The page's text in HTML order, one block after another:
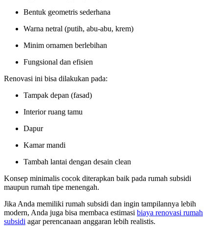
Bentuk geometris sederhana
Warna netral (putih, abu-abu, krem)
Minim ornamen berlebihan
Fungsional dan efisien
Renovasi ini bisa dilakukan pada:
Tampak depan (fasad)
Interior ruang tamu
Dapur
Kamar mandi
Tambah lantai dengan desain clean
Konsep minimalis cocok diterapkan baik pada rumah subsidi
maupun rumah tipe menengah.
Jika Anda memiliki rumah subsidi dan ingin tampilannya lebih
modern, Anda juga bisa membaca estimasi biaya renovasi rumah
subsidi agar perencanaan anggaran lebih realistis.